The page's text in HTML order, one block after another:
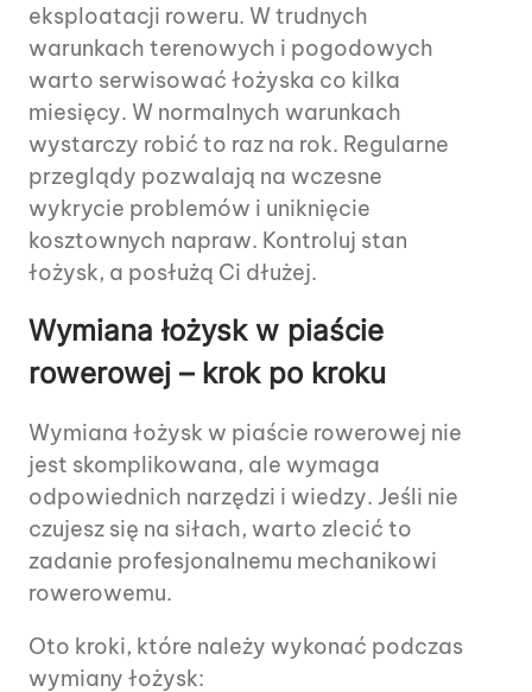
eksploatacji roweru. W trudnych
warunkach terenowych i pogodowych
warto serwisować łożyska co kilka
miesięcy. W normalnych warunkach
wystarczy robić to raz na rok. Regularne
przeglądy pozwalają na wczesne
wykrycie problemów i uniknięcie
kosztownych napraw. Kontroluj stan
łożysk, a posłużą Ci dłużej.
Wymiana łożysk w piaście
rowerowej – krok po kroku
Wymiana łożysk w piaście rowerowej nie
jest skomplikowana, ale wymaga
odpowiednich narzędzi i wiedzy. Jeśli nie
czujesz się na siłach, warto zlecić to
zadanie profesjonalnemu mechanikowi
rowerowemu.
Oto kroki, które należy wykonać podczas
wymiany łożysk: